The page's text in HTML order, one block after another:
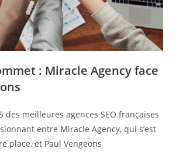
: Miracle Agency face
des meilleures agences SEO françaises
entre Miracle Agency, qui s’est
place, et Paul Vengeons